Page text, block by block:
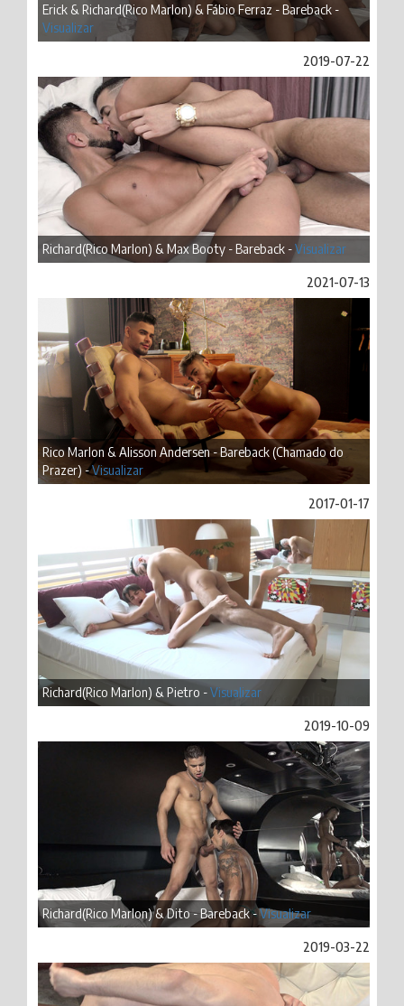
Erick & Richard(Rico Marlon) & Fábio Ferraz - Bareback -
Visualizar
2019-07-22
Richard(Rico Marlon) & Max Booty - Bareback -Visualizar
2021-07-13
Rico Marlon & Alisson Andersen - Bareback (Chamado do
Prazer) -Visualizar
2017-01-17
Richard(Rico Marlon) & Pietro -Visualizar
2019-10-09
Richard(Rico Marlon) & Dito - Bareback -Visualizar
2019-03-22